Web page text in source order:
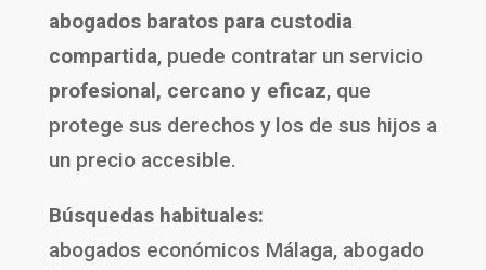
abogados baratos para custodia
compartida, puede contratar un servicio
profesional, cercano y eficaz, que
protege sus derechos y los de sus hijos a
un precio accesible.
Búsquedas habituales:
abogados económicos Málaga, abogado